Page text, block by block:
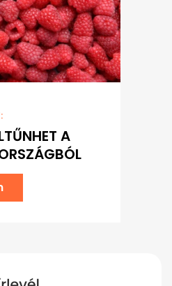
A